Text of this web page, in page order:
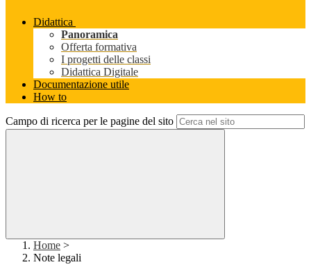
Didattica
Panoramica
Offerta formativa
I progetti delle classi
Didattica Digitale
Documentazione utile
How to
Campo di ricerca per le pagine del sito
Home >
Note legali